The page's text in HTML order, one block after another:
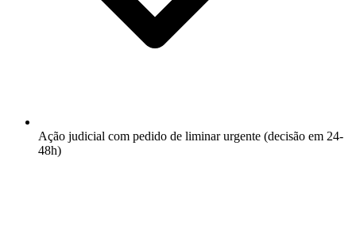
Ação judicial com pedido de liminar urgente (decisão em 24-
48h)